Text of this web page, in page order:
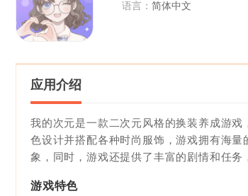
语言： 简体中文
应用介绍
我的次元是一款二次元风格的换装养成游
色设计并搭配各种时尚服饰，游戏拥有海
象，同时，游戏还提供了丰富的剧情和任务
游戏特色